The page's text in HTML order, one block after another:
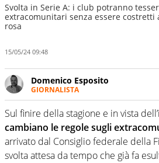
Svolta in Serie A: i club potranno
extracomunitari senza essere
rosa
15/05/24 09:48
Domenico Esposito
GIORNALISTA
Da vent’anni in campo e sul
in tutte le sue sfaccettature.
calcio e per la sfera di cuoio. Il
serissima, guai a dirgli di no
Sul finire della stagione e in vista
cambiano le regole sugli
arrivato dal Consiglio federale della
svolta attesa da tempo che già fa